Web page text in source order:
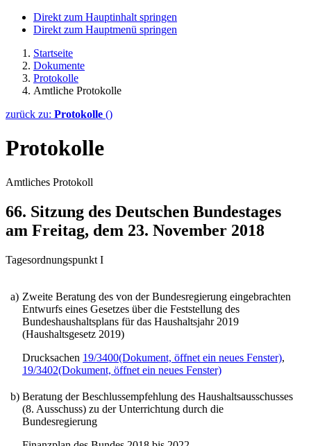
Direkt zum Hauptinhalt springen
Direkt zum Hauptmenü springen
Startseite
Dokumente
Protokolle
Amtliche Protokolle
zurück zu: Protokolle ()
Protokolle
Amtliches Protokoll
66. Sitzung des Deutschen Bundestages
am Freitag, dem 23. November 2018
Tagesordnungspunkt I
a) Zweite Beratung des von der Bundesregierung eingebrachten
Entwurfs eines Gesetzes über die Feststellung des
Bundeshaushaltsplans für das Haushaltsjahr 2019
(Haushaltsgesetz 2019)
Drucksachen 19/3400(Dokument, öffnet ein neues Fenster),
19/3402(Dokument, öffnet ein neues Fenster)
b) Beratung der Beschlussempfehlung des Haushaltsausschusses
(8. Ausschuss) zu der Unterrichtung durch die
Bundesregierung